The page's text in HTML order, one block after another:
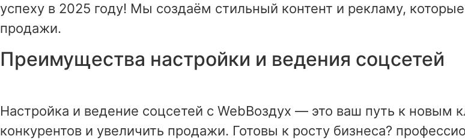
успеху в 2025 году! Мы создаём стильный контент и рекламу,
продажи.
Преимущества настройки и ведения соцсетей
Настройка и ведение соцсетей с WebВоздух — это ваш путь к
конкурентов и увеличить продажи. Готовы к росту бизнеса?